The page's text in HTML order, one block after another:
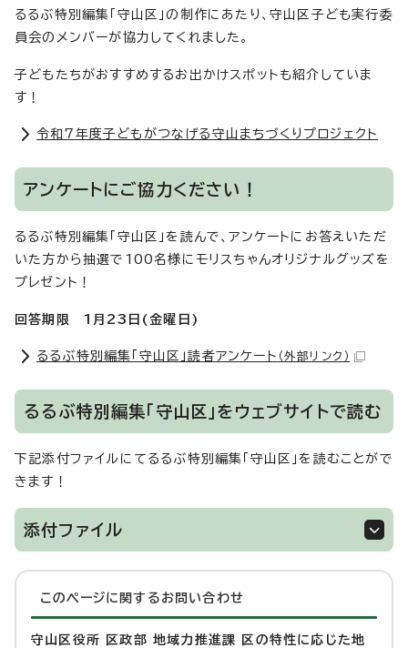
るるぶ特別編集「守山区」の制作にあたり、守山区子ども実行委
員会のメンバーが協力してくれました。
子どもたちがおすすめするお出かけスポットも紹介していま
す！
令和7年度子どもがつなげる守山まちづくりプロジェクト
アンケートにご協力ください！
るるぶ特別編集「守山区」を読んで、アンケートにお答えいただ
いた方から抽選で100名様にモリスちゃんオリジナルグッズを
プレゼント！
回答期限 1月23日(金曜日)
るるぶ特別編集「守山区」読者アンケート （外部リンク）
るるぶ特別編集「守山区」をウェブサイトで読む
下記添付ファイルにてるるぶ特別編集「守山区」を読むことがで
きます！
添付ファイル
このページに関する お問い合わせ
守山区役所 区政部 地域力推進課 区の特性に応じた地